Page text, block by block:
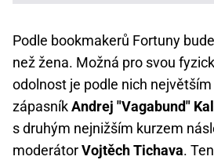
Podle bookmakerů Fortuny
než žena. Možná pro svou
odolnost je podle nich
zápasníkAndrej "Vagabund"
s druhým nejnižším kurzem
moderátorVojtěch Tichava.